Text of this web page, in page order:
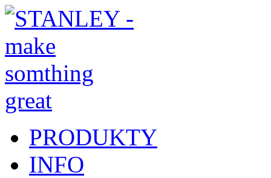
PRODUKTY
INFO